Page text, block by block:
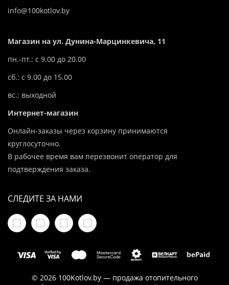
info@100kotlov.by
Магазин на ул. Дунина-Марцинкевича, 11
пн.-пт.: с 9.00 до 20.00
сб.: с 9.00 до 15.00
вс.: выходной
Интернет-магазин
Онлайн-заказы через корзину принимаются
круглосуточно.
В рабочее время вам перезвонит оператор для
подтверждения заказа.
СЛЕДИТЕ ЗА НАМИ
© 2026 100Kotlov.by — продажа отопительного